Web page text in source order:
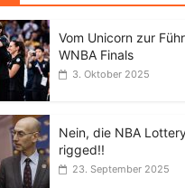
Vom Unicorn zur
WNBA Finals
3. Oktober 2025
Nein, die NBA
rigged!!
23. September 2025